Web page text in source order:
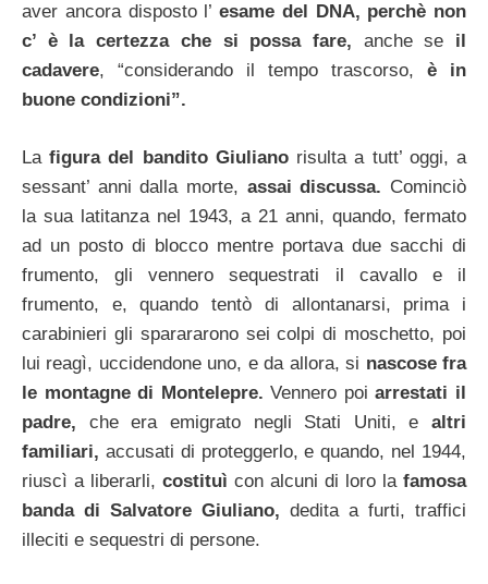
aver ancora disposto l’ esame del DNA, perchè non
c’ è la certezza che si possa fare, anche se il
cadavere, “considerando il tempo trascorso, è in
buone condizioni”.
Lafigura del bandito Giulianorisulta a tutt’ oggi, a
sessant’ anni dalla morte, assai discussa. Cominciò
la sua latitanza nel 1943, a 21 anni, quando, fermato
ad un posto di blocco mentre portava due sacchi di
frumento, gli vennero sequestrati il cavallo e il
frumento, e, quando tentò di allontanarsi, prima i
carabinieri gli sparararono sei colpi di moschetto, poi
lui reagì, uccidendone uno, e da allora, si nascose fra
le montagne di Montelepre. Vennero poiarrestati il
padre, che era emigrato negli Stati Uniti, e altri
familiari, accusati di proteggerlo, e quando, nel 1944,
riuscì a liberarli, costituì con alcuni di loro la famosa
banda di Salvatore Giuliano, dedita a furti, traffici
illeciti e sequestri di persone.